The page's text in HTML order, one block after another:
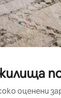
оценени